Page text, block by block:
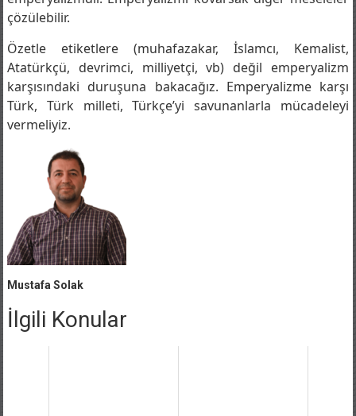
olurduk. Dünyanın en gericisi, antidemokratiği
emperyalizmdir. Emperyalizmi kovarsak diğer meseleler
çözülebilir.
Özetle etiketlere (muhafazakar, İslamcı, Kemalist,
Atatürkçü, devrimci, milliyetçi, vb) değil emperyalizm
karşısındaki duruşuna bakacağız. Emperyalizme karşı
Türk, Türk milleti, Türkçe’yi savunanlarla mücadeleyi
vermeliyiz.
Mustafa Solak
İlgili Konular